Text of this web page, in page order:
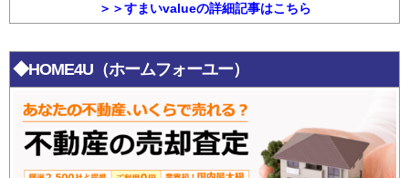
＞＞すまいvalueの詳細記事はこちら
◆HOME4U（ホームフォーユー）